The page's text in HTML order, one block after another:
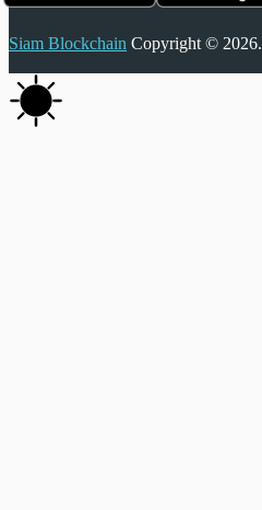
Siam Blockchain Copyright © 2026.